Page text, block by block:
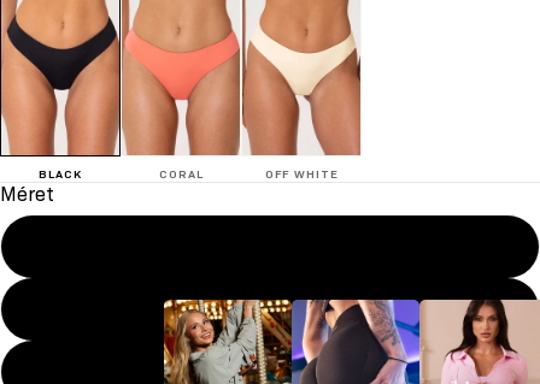
BLACK CORAL OFF WHITE
Méret
S
M